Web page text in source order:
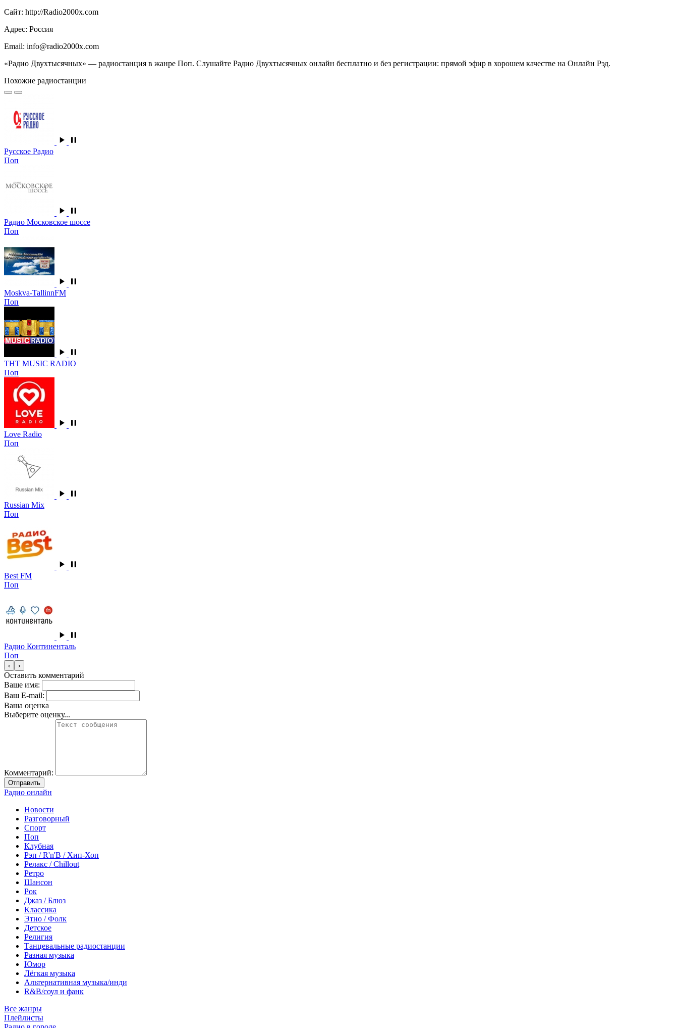
Сайт: http://Radio2000x.com
Адрес: Россия
Email: info@radio2000x.com
«Радио Двухтысячных» — радиостанция в жанре Поп. Слушайте Радио Двухтысячных онлайн бесплатно и без регистрации: прямой эфир в хорошем качестве на Онлайн Рэд.
Похожие радиостанции
Русское Радио
Поп
Радио Московское шоссе
Поп
Moskva-TallinnFM
Поп
ТНТ MUSIC RADIO
Поп
Love Radio
Поп
Russian Mix
Поп
Best FM
Поп
Радио Континенталь
Поп
‹ ›
Оставить комментарий
Ваше имя:
Ваш E-mail:
Ваша оценка
Выберите оценку...
Комментарий:
Отправить
Радио онлайн
Новости
Разговорный
Спорт
Поп
Клубная
Рэп / R'n'B / Хип-Хоп
Релакс / Chillout
Ретро
Шансон
Рок
Джаз / Блюз
Классика
Этно / Фолк
Детское
Религия
Танцевальные радиостанции
Разная музыка
Юмор
Лёгкая музыка
Альтернативная музыка/инди
R&B/cоул и фанк
Все жанры
Плейлисты